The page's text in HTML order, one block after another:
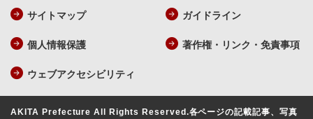
サイトマップ ガイドライン
個人情報保護 著作権・リンク・免責事項
ウェブアクセシビリティ
AKITA Prefecture All Rights Reserved.各ページの記載記事、写真